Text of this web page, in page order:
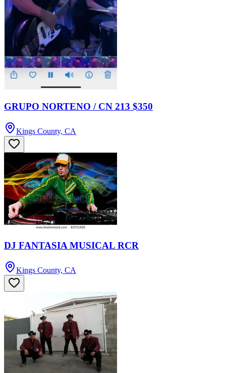
GRUPO NORTENO / CN 213 $350
Kings County, CA
DJ FANTASIA MUSICAL RCR
Kings County, CA